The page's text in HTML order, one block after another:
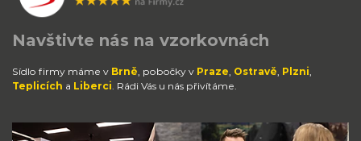
Navštivte nás na vzorkovnách
Sídlo firmy máme v Brně , pobočky v Praze Ostravě Plzni
Teplicích a Liberci . Rádi Vás u nás přivítáme.